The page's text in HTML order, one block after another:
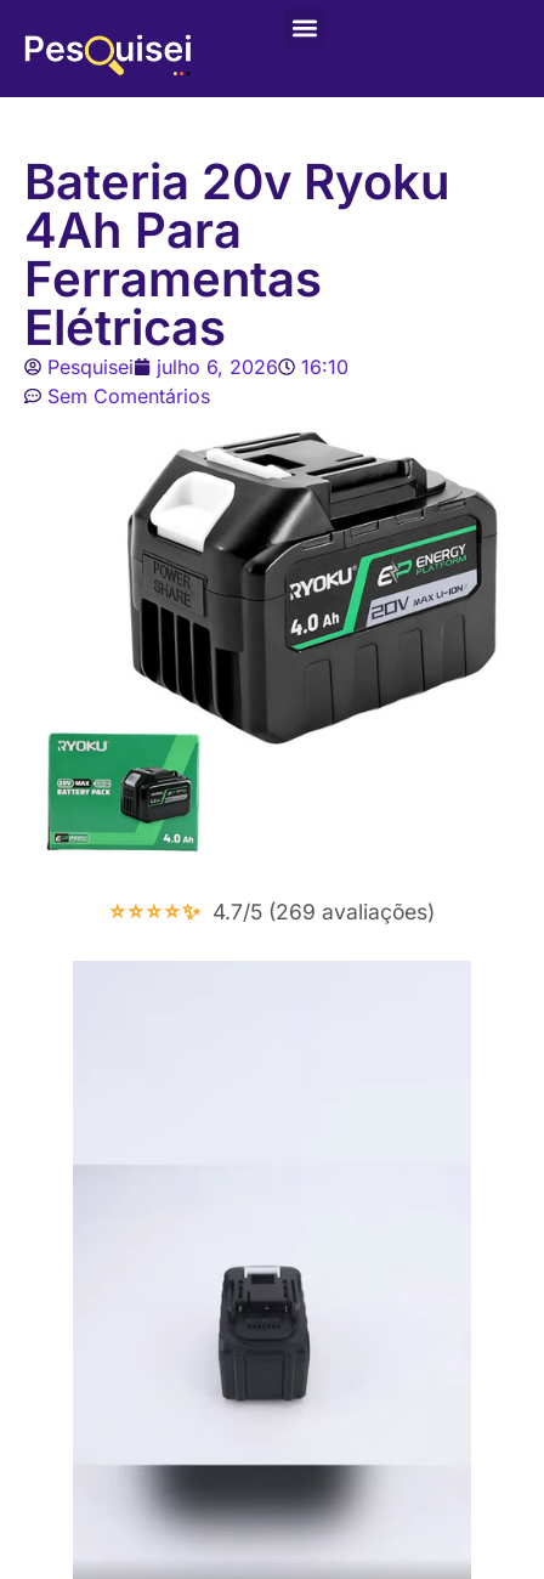
Bateria 20v Ryoku
4Ah Para
Ferramentas
Elétricas
Pesquisei julho 6, 2026
16:10
Sem Comentários
⭐⭐⭐⭐✨ 4.7/5 (269 avaliações)